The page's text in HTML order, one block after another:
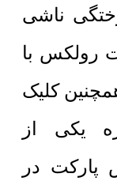
ناشی
رولکس با
کلیک
یکی از
پارکت در